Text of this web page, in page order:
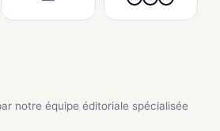
notre équipe éditoriale spécialisée